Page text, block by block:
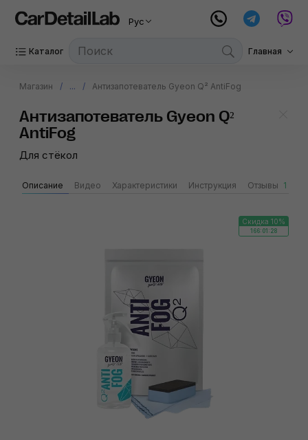
Рус
Каталог Главная
Магазин ... Антизапотеватель Gyeon Q² AntiFog
Антизапотеватель Gyeon Q²
AntiFog
Для стёкол
Описание Видео Характеристики Инструкция Отзывы 1
Скидка 10%
166:01:28